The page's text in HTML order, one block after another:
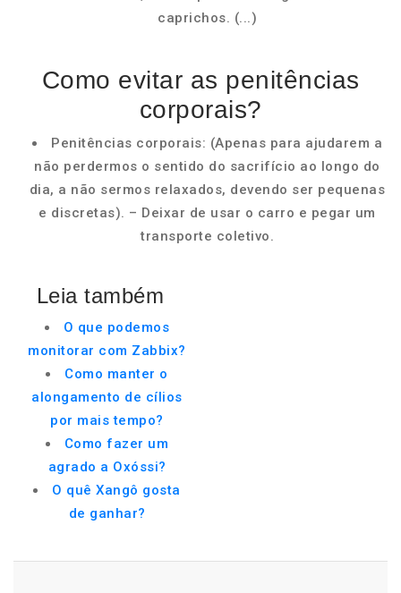
caprichos. (...)
Como evitar as penitências
corporais?
Penitências corporais: (Apenas para ajudarem a
não perdermos o sentido do sacrifício ao longo do
dia, a não sermos relaxados, devendo ser pequenas
e discretas). – Deixar de usar o carro e pegar um
transporte coletivo.
Leia também
O que podemos
monitorar com Zabbix?
Como manter o
alongamento de cílios
por mais tempo?
Como fazer um
agrado a Oxóssi?
O quê Xangô gosta
de ganhar?